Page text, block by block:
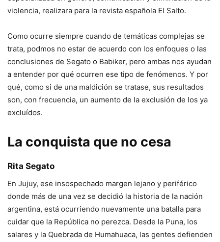
violencia, realizara para la revista española El Salto.
Como ocurre siempre cuando de temáticas complejas se
trata, podmos no estar de acuerdo con los enfoques o las
conclusiones de Segato o Babiker, pero ambas nos ayudan
a entender por qué ocurren ese tipo de fenómenos. Y por
qué, como si de una maldición se tratase, sus resultados
son, con frecuencia, un aumento de la exclusión de los ya
excluídos.
La conquista que no cesa
Rita Segato
En Jujuy, ese insospechado margen lejano y periférico
donde más de una vez se decidió la historia de la nación
argentina, está ocurriendo nuevamente una batalla para
cuidar que la República no perezca. Desde la Puna, los
salares y la Quebrada de Humahuaca, las gentes defienden